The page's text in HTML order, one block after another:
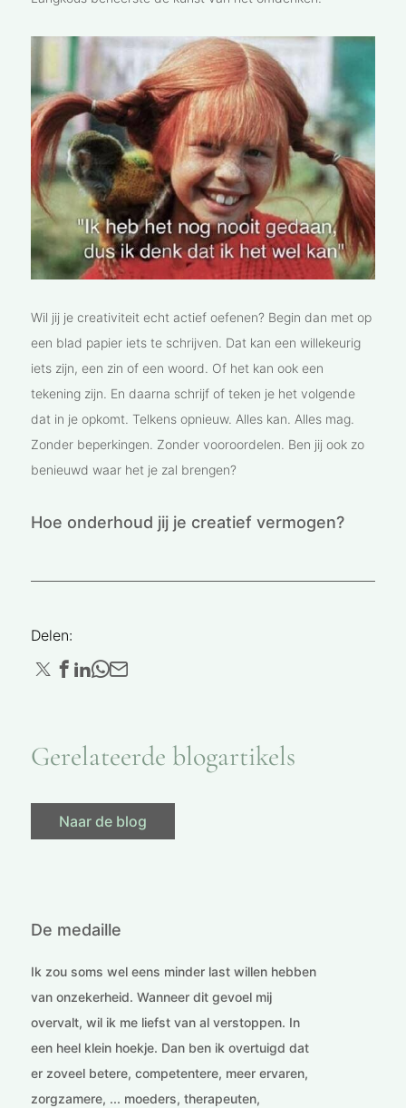
Wil jij je creativiteit echt actief oefenen? Begin dan met op
een blad papier iets te schrijven. Dat kan een willekeurig
iets zijn, een zin of een woord. Of het kan ook een
tekening zijn. En daarna schrijf of teken je het volgende
dat in je opkomt. Telkens opnieuw. Alles kan. Alles mag.
Zonder beperkingen. Zonder vooroordelen. Ben jij ook zo
benieuwd waar het je zal brengen?
Hoe onderhoud jij je creatief vermogen?
Delen:
Gerelateerde blogartikels
Naar de blog
De medaille
Ik zou soms wel eens minder last willen hebben
van onzekerheid. Wanneer dit gevoel mij
overvalt, wil ik me liefst van al verstoppen. In
een heel klein hoekje. Dan ben ik overtuigd dat
er zoveel betere, competentere, meer ervaren,
zorgzamere, ... moeders, therapeuten,